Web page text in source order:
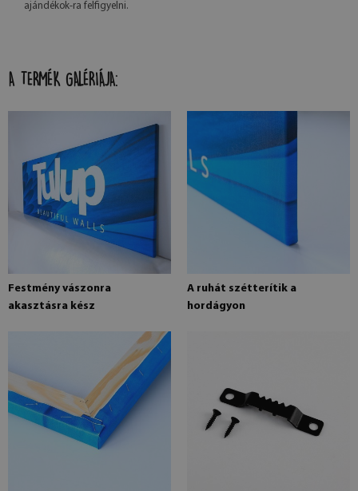
ajándékok-ra felfigyelni.
A TERMÉK GALÉRIÁJA:
Festmény vászonra
akasztásra kész
A ruhát szétterítik a
hordágyon